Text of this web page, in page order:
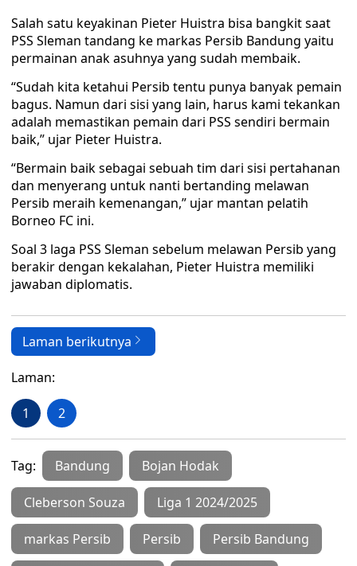
Salah satu keyakinan Pieter Huistra bisa bangkit saat
PSS Sleman tandang ke markas Persib Bandung yaitu
permainan anak asuhnya yang sudah membaik.
“Sudah kita ketahui Persib tentu punya banyak pemain
bagus. Namun dari sisi yang lain, harus kami tekankan
adalah memastikan pemain dari PSS sendiri bermain
baik,” ujar Pieter Huistra.
“Bermain baik sebagai sebuah tim dari sisi pertahanan
dan menyerang untuk nanti bertanding melawan
Persib meraih kemenangan,” ujar mantan pelatih
Borneo FC ini.
Soal 3 laga PSS Sleman sebelum melawan Persib yang
berakir dengan kekalahan, Pieter Huistra memiliki
jawaban diplomatis.
Laman berikutnya
Laman:
1 2
Tag: Bandung Bojan Hodak
Cleberson Souza Liga 1 2024/2025
markas Persib Persib Persib Bandung